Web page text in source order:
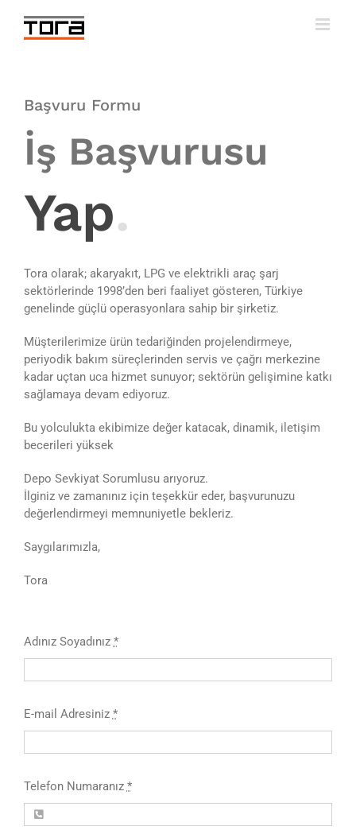
content
Başvuru Formu
İş Başvurusu
Yap.
Tora olarak; akaryakıt, LPG ve elektrikli araç şarj
sektörlerinde 1998’den beri faaliyet gösteren, Türkiye
genelinde güçlü operasyonlara sahip bir şirketiz.
Müşterilerimize ürün tedariğinden projelendirmeye,
periyodik bakım süreçlerinden servis ve çağrı merkezine
kadar uçtan uca hizmet sunuyor; sektörün gelişimine katkı
sağlamaya devam ediyoruz.
Bu yolculukta ekibimize değer katacak, dinamik, iletişim
becerileri yüksek
Depo Sevkiyat Sorumlusu arıyoruz.
İlginiz ve zamanınız için teşekkür eder, başvurunuzu
değerlendirmeyi memnuniyetle bekleriz.
Saygılarımızla,
Tora
Adınız Soyadınız *
E-mail Adresiniz *
Telefon Numaranız *